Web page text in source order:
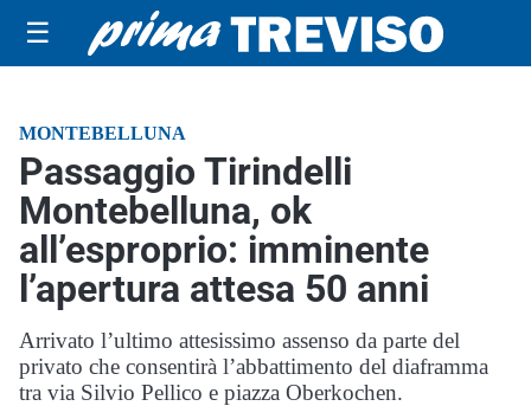
☰
MONTEBELLUNA
Passaggio Tirindelli
Montebelluna, ok
all’esproprio: imminente
l’apertura attesa 50 anni
Arrivato l’ultimo attesissimo assenso da parte del
privato che consentirà l’abbattimento del diaframma
tra via Silvio Pellico e piazza Oberkochen.